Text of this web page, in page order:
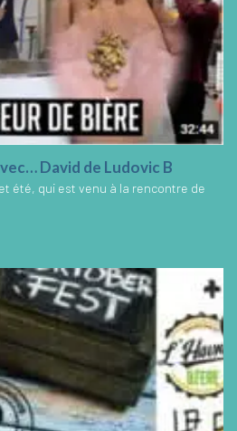
David de Ludovic B
été, qui est venu à la rencontre de